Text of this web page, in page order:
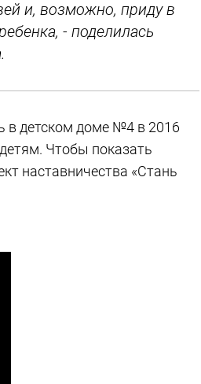
и, возможно, приду в
- поделилась
в детском доме №4 в 2016
Чтобы показать
наставничества «Стань